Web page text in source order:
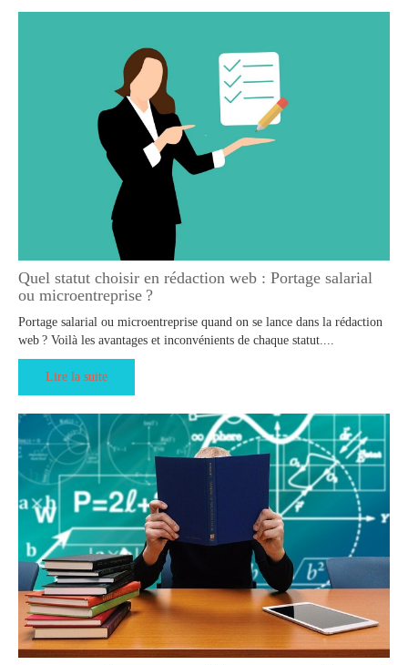
Quel statut choisir en rédaction web : Portage salarial
ou microentreprise ?
Portage salarial ou microentreprise quand on se lance dans la rédaction
web ? Voilà les avantages et inconvénients de chaque statut....
Lire la suite